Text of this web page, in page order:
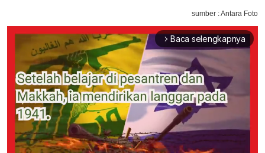
sumber : Antara Foto
arrow_forward_ios Baca selengkapnya